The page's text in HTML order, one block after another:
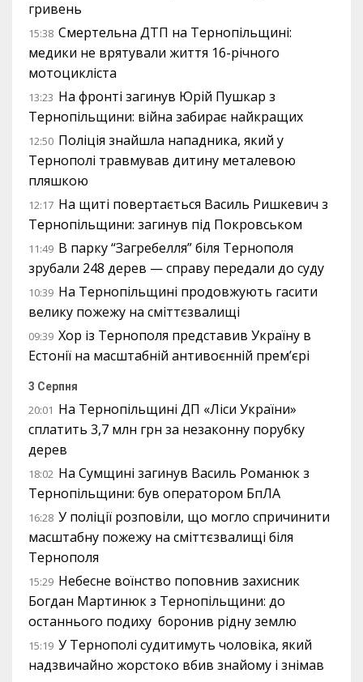
гривень
15:38 Смертельна ДТП на Тернопільщині:
медики не врятували життя 16-річного
мотоцикліста
13:23 На фронті загинув Юрій Пушкар з
Тернопільщини: війна забирає найкращих
12:50 Поліція знайшла нападника, який у
Тернополі травмував дитину металевою
пляшкою
12:17 На щиті повертається Василь Ришкевич з
Тернопільщини: загинув під Покровськом
11:49 В парку “Загребелля” біля Тернополя
зрубали 248 дерев — справу передали до суду
10:39 На Тернопільщині продовжують гасити
велику пожежу на сміттєзвалищі
09:39 Хор із Тернополя представив Україну в
Естонії на масштабній антивоєнній прем’єрі
3 Серпня
20:01 На Тернопільщині ДП «Ліси України»
сплатить 3,7 млн грн за незаконну порубку
дерев
18:02 На Сумщині загинув Василь Романюк з
Тернопільщини: був оператором БпЛА
16:28 У поліції розповіли, що могло спричинити
масштабну пожежу на сміттєзвалищі біля
Тернополя
15:29 Небесне воїнство поповнив захисник
Богдан Мартинюк з Тернопільщини: до
останнього подиху боронив рідну землю
15:19 У Тернополі судитимуть чоловіка, який
надзвичайно жорстоко вбив знайому і знімав